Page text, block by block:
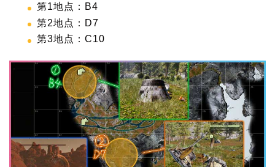
第1地点：B4
第2地点：D7
第3地点：C10